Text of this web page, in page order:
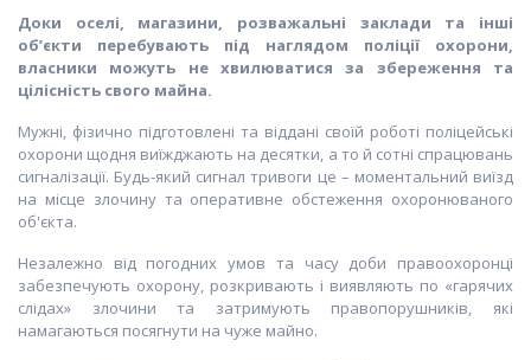
Доки оселі, магазини, розважальні заклади та інші
об’єкти перебувають під наглядом поліції охорони,
власники можуть не хвилюватися за збереження та
цілісність свого майна.
Мужні, фізично підготовлені та віддані своїй роботі поліцейські
охорони щодня виїжджають на десятки, а то й сотні спрацювань
сигналізації. Будь-який сигнал тривоги це – моментальний виїзд
на місце злочину та оперативне обстеження охоронюваного
об'єкта.
Незалежно від погодних умов та часу доби правоохоронці
забезпечують охорону, розкривають і виявляють по «гарячих
слідах» злочини та затримують правопорушників, які
намагаються посягнути на чуже майно.